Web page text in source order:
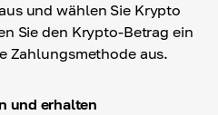
und wählen Sie Krypto
Sie den Krypto-Betrag ein
Zahlungsmethode aus.
und erhalten